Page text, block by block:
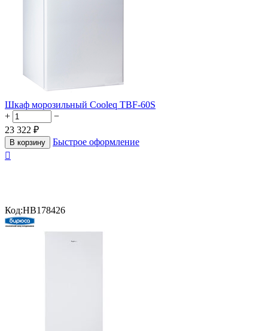
Шкаф морозильный Cooleq TBF-60S
+
−
23 322 ₽
В корзину
Быстрое оформление

Код:HB178426